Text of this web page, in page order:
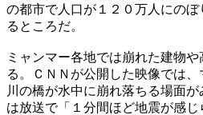
の都市で人口が１２０万人にの
るところだ。
ミャンマー各地では崩れた建物
る。ＣＮＮが公開した映像では
川の橋が水中に崩れ落ちる場面
は放送で「１分間ほど地震が感